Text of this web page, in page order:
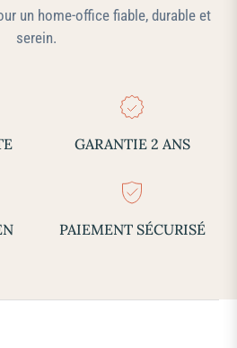
un home‑office fiable, durable et
serein.
GARANTIE 2 ANS
PAIEMENT SÉCURISÉ